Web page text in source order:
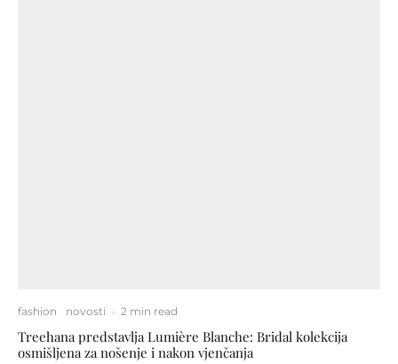
fashion novosti · 2 min read
Treehana predstavlja Lumière Blanche: Bridal kolekcija
osmišljena za nošenje i nakon vjenčanja